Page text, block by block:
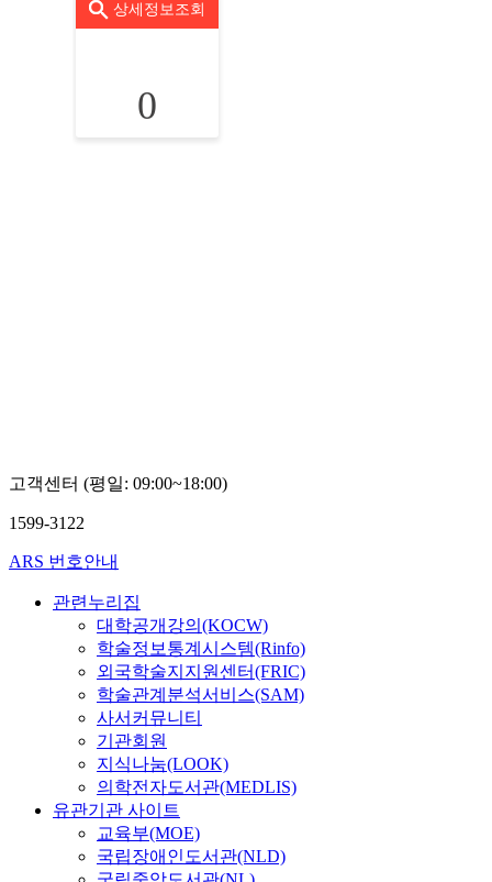
상세정보조회
0
고객센터 (평일: 09:00~18:00)
1599-3122
ARS 번호안내
관련누리집
대학공개강의(KOCW)
학술정보통계시스템(Rinfo)
외국학술지지원센터(FRIC)
학술관계분석서비스(SAM)
사서커뮤니티
기관회원
지식나눔(LOOK)
의학전자도서관(MEDLIS)
유관기관 사이트
교육부(MOE)
국립장애인도서관(NLD)